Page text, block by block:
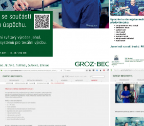
Zobrazit
fotografii
Zobrazit
fotografii